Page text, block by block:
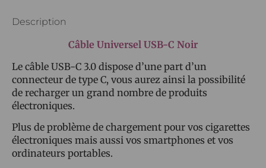
Description
Câble Universel USB-C Noir
Le câble USB-C 3.0 dispose d’une part d’un
connecteur de type C, vous aurez ainsi la possibilité
de recharger un grand nombre de produits
électroniques.
Plus de problème de chargement pour vos cigarettes
électroniques mais aussi vos smartphones et vos
ordinateurs portables.